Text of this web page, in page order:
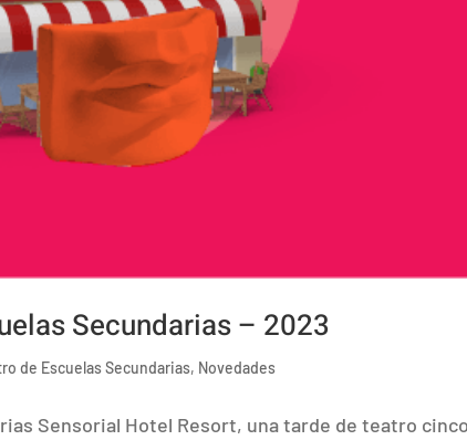
Secundarias – 2023
de Escuelas Secundarias, Novedades
Sensorial Hotel Resort, una tarde de teatro